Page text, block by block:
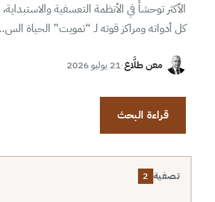
الأكثر توحشاً في الأنظمة التعسفية
كل أدواته ومراكز قوته لـ “تمويت” الحياة
معن طلَّاع·21 يوليو 2026
قراءة البحث
تصفية 2